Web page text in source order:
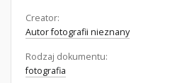
Creator:
Autor fotografii nieznany
Rodzaj dokumentu:
fotografia